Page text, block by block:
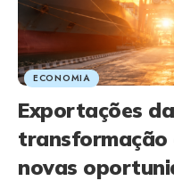
ECONOMIA
Exportações
transformação
novas